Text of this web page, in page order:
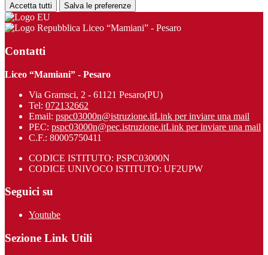
Accetta tutti Salva le preferenze
Liceo “Mamiani” - Pesaro
Contatti
Liceo “Mamiani” - Pesaro
Via Gramsci, 2 - 61121 Pesaro(PU)
Tel: 072132662
Email: pspc03000n@istruzione.itLink per inviare una mail
PEC: pspc03000n@pec.istruzione.itLink per inviare una mail
C.F.: 80005750411
CODICE ISTITUTO: PSPC03000N
CODICE UNIVOCO ISTITUTO: UF2UPW
Seguici su
Youtube
Sezione Link Utili